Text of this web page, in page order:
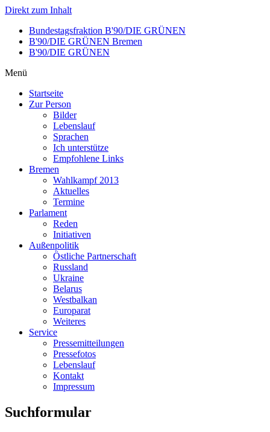
Direkt zum Inhalt
Bundestagsfraktion B'90/DIE GRÜNEN
B'90/DIE GRÜNEN Bremen
B'90/DIE GRÜNEN
Menü
Startseite
Zur Person
Bilder
Lebenslauf
Sprachen
Ich unterstütze
Empfohlene Links
Bremen
Wahlkampf 2013
Aktuelles
Termine
Parlament
Reden
Initiativen
Außenpolitik
Östliche Partnerschaft
Russland
Ukraine
Belarus
Westbalkan
Europarat
Weiteres
Service
Pressemitteilungen
Pressefotos
Lebenslauf
Kontakt
Impressum
Suchformular